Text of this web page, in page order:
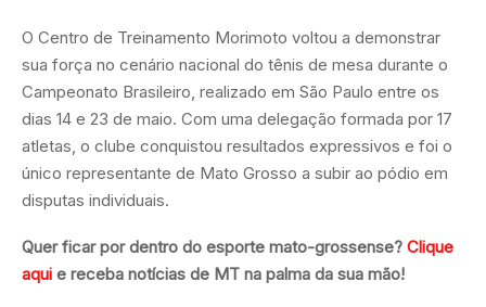
O Centro de Treinamento Morimoto voltou a demonstrar
sua força no cenário nacional do tênis de mesa durante o
Campeonato Brasileiro, realizado em São Paulo entre os
dias 14 e 23 de maio. Com uma delegação formada por 17
atletas, o clube conquistou resultados expressivos e foi o
único representante de Mato Grosso a subir ao pódio em
disputas individuais.
Quer ficar por dentro do esporte mato-grossense? Clique
aqui e receba notícias de MT na palma da sua mão!